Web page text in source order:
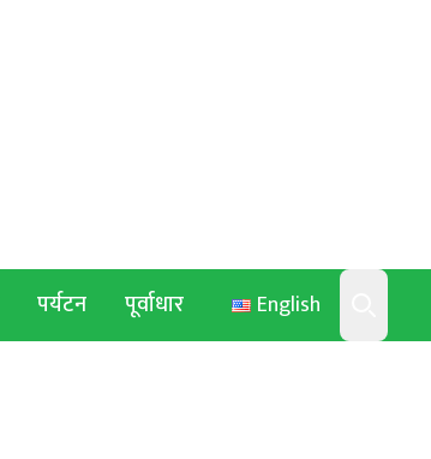
English
Search
पर्यटन पूर्वाधार